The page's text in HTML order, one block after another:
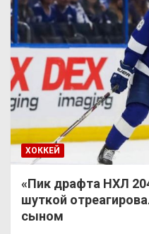
ХОККЕЙ
«Пик драфта НХЛ
шуткой
сыном